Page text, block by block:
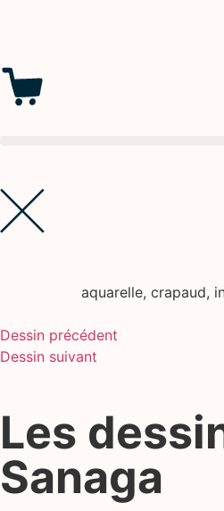
aquarelle, crapaud,
Dessin précédent
Dessin suivant
Les
Sanaga